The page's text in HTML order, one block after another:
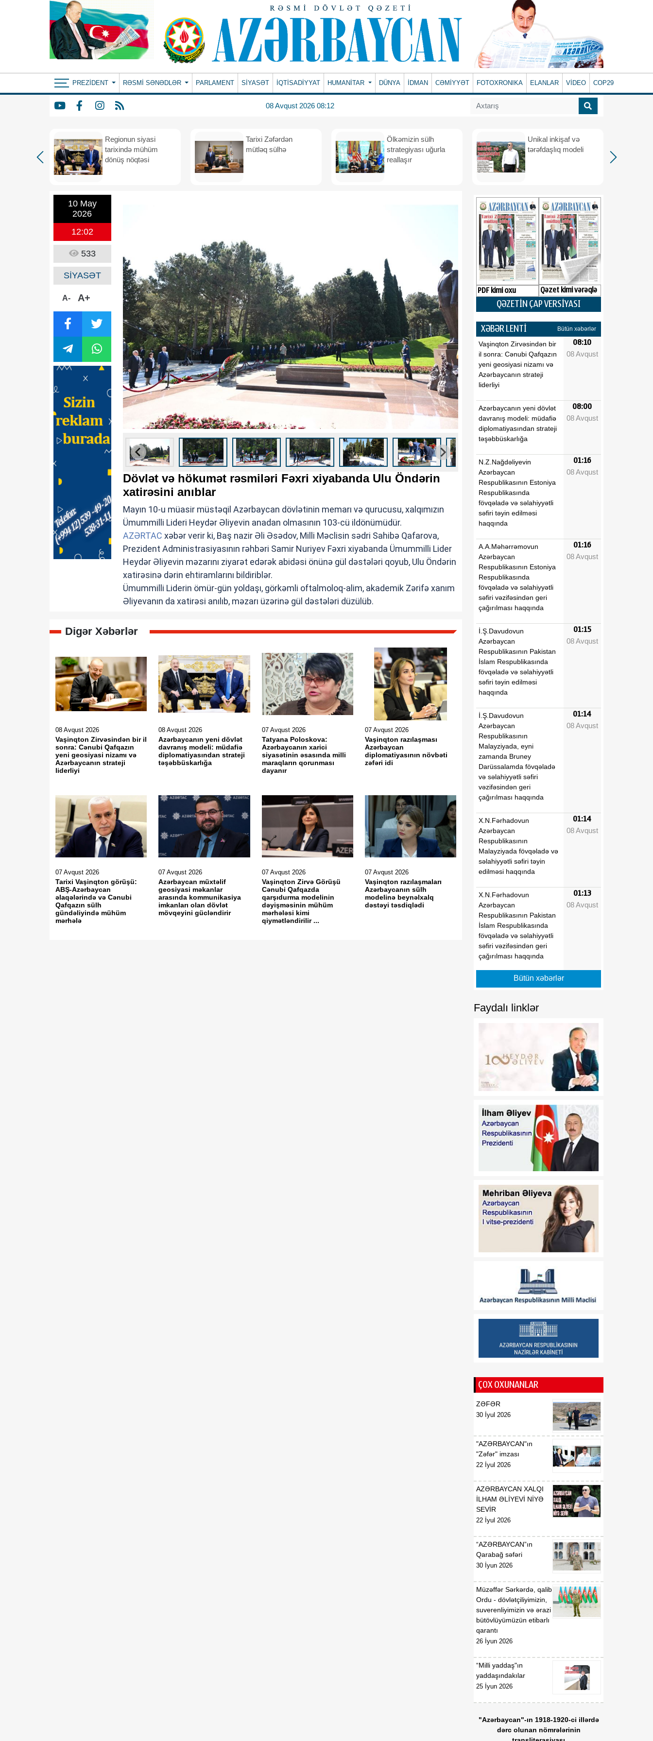
PREZIDENT RƏSMI SƏNƏDLƏR PARLAMENT SİYASƏT İQTİSADİYYAT HUMANITAR DÜNYA İDMAN CƏMİYYƏT FOTOXRONIKA ELANLAR VİDEO COP29
08 Avqust 2026 08:12
Regionun siyasi
tarixində mühüm
dönüş nöqtəsi
Tarixi Zəfərdən
mütləq sülhə
Ölkəmizin sülh
strategiyası uğurla
reallaşır
Unikal inkişaf və
tərəfdaşlıq modeli
10 May
2026
12:02
533
SİYASƏT
A- A+
Dövlət və hökumət rəsmiləri Fəxri xiyabanda Ulu Öndərin
xatirəsini anıblar
Mayın 10-u müasir müstəqil Azərbaycan dövlətinin memarı və qurucusu, xalqımızın
Ümummilli Lideri Heydər Əliyevin anadan olmasının 103-cü ildönümüdür.
AZƏRTAC xəbər verir ki, Baş nazir Əli Əsədov, Milli Məclisin sədri Sahibə Qafarova,
Prezident Administrasiyasının rəhbəri Samir Nuriyev Fəxri xiyabanda Ümummilli Lider
Heydər Əliyevin məzarını ziyarət edərək abidəsi önünə gül dəstələri qoyub, Ulu Öndərin
xatirəsinə dərin ehtiramlarını bildiriblər.
Ümummilli Liderin ömür-gün yoldaşı, görkəmli oftalmoloq-alim, akademik Zərifə xanım
Əliyevanın da xatirəsi anılıb, məzarı üzərinə gül dəstələri düzülüb.
Digər Xəbərlər
08 Avqust 2026
Vaşinqton Zirvəsindən bir il
sonra: Cənubi Qafqazın
yeni geosiyasi nizamı və
Azərbaycanın strateji
liderliyi
08 Avqust 2026
Azərbaycanın yeni dövlət
davranış modeli: müdafiə
diplomatiyasından strateji
təşəbbüskarlığa
07 Avqust 2026
Tatyana Poloskova:
Azərbaycanın xarici
siyasətinin əsasında milli
maraqların qorunması
dayanır
07 Avqust 2026
Vaşinqton razılaşması
Azərbaycan
diplomatiyasının növbəti
zəfəri idi
07 Avqust 2026
Tarixi Vaşinqton görüşü:
ABŞ-Azərbaycan
əlaqələrində və Cənubi
Qafqazın sülh
gündəliyində mühüm
mərhələ
07 Avqust 2026
Azərbaycan müxtəlif
geosiyasi məkanlar
arasında kommunikasiya
imkanları olan dövlət
mövqeyini gücləndirir
07 Avqust 2026
Vaşinqton Zirvə Görüşü
Cənubi Qafqazda
qarşıdurma modelinin
dəyişməsinin mühüm
mərhələsi kimi
qiymətləndirilir ...
07 Avqust 2026
Vaşinqton razılaşmaları
Azərbaycanın sülh
modelinə beynəlxalq
dəstəyi təsdiqlədi
PDF kimi oxu Qəzet kimi vərəqlə
QƏZETİN ÇAP VERSİYASI
XƏBƏR LENTİ Bütün xəbərlər
Vaşinqton Zirvəsindən bir
il sonra: Cənubi Qafqazın
yeni geosiyasi nizamı və
Azərbaycanın strateji
liderliyi
08:10
08 Avqust
Azərbaycanın yeni dövlət
davranış modeli: müdafiə
diplomatiyasından strateji
təşəbbüskarlığa
08:00
08 Avqust
N.Z.Nağdəliyevin
Azərbaycan
Respublikasının Estoniya
Respublikasında
fövqəladə və səlahiyyətli
səfiri təyin edilməsi
haqqında
01:16
08 Avqust
A.A.Məhərrəmovun
Azərbaycan
Respublikasının Estoniya
Respublikasında
fövqəladə və səlahiyyətli
səfiri vəzifəsindən geri
çağırılması haqqında
01:16
08 Avqust
İ.Ş.Davudovun
Azərbaycan
Respublikasının Pakistan
İslam Respublikasında
fövqəladə və səlahiyyətli
səfiri təyin edilməsi
haqqında
01:15
08 Avqust
İ.Ş.Davudovun
Azərbaycan
Respublikasının
Malayziyada, eyni
zamanda Bruney
Darüssalamda fövqəladə
və səlahiyyətli səfiri
vəzifəsindən geri
çağırılması haqqında
01:14
08 Avqust
X.N.Fərhadovun
Azərbaycan
Respublikasının
Malayziyada fövqəladə və
səlahiyyətli səfiri təyin
edilməsi haqqında
01:14
08 Avqust
X.N.Fərhadovun
Azərbaycan
Respublikasının Pakistan
İslam Respublikasında
fövqəladə və səlahiyyətli
səfiri vəzifəsindən geri
çağırılması haqqında
01:13
08 Avqust
"Dövlət qulluğu haqqında"
və "Media haqqında"
Respublikasının
08 Avqust
"Media Reyestrinin
aparılması Qaydaları"nın
təsdiq edilməsi haqqında"
Azərbaycan Respublikası
sentyabr tarixli 1846
nömrəli Fərmanında
dəyişiklik edilməsi barədə
01:11
08 Avqust
"Dövlət qulluğu
haqqında"və "Media
haqqında" Azərbaycan
qanunlarında dəyişiklik
edilməsi barədə"
Azərbaycan
Respublikasının 2026-cı il
14 iyul tarixli 449-VIIQD
nömrəli Qanununun tətbiqi
və bununla əlaqədar bəzi
01:09
08 Avqust
Azərbaycan Beynəlxalq
İnvestisiya Forumunun
yaradılması haqqında
08 Avqust
"Azərbaycan
Respublikasının Elm və
Tacikistan Respublikasının
Təhsil və Elm Nazirliyi
ayrılması haqqında
barədə
01:04
08 Avqust
BİLDİRİŞ 00:57
Tatyana Poloskova:
Azərbaycanın xarici
siyasətinin əsasında milli
maraqların qorunması
18:53
07 Avqust
Vaşinqton razılaşması
Azərbaycan
diplomatiyasının növbəti
zəfəri idi
18:23
07 Avqust
Tarixi Vaşinqton görüşü:
ABŞ-Azərbaycan
əlaqələrində və Cənubi
Qafqazın sülh
gündəliyində mühüm
mərhələ
18:22
07 Avqust
Xarici ölkələrin informasiya
şəbəkələrinə hücumlar
18:20
07 Avqust
Heyvan kəsimi
məntəqələrində
18:18
07 Avqust
Bütün xəbərlər
Faydalı linklər
ÇOX OXUNANLAR
ZƏFƏR
30 İyul 2026
"AZƏRBAYCAN"ın
"Zəfər" imzası
22 İyul 2026
AZƏRBAYCAN XALQI
İLHAM ƏLİYEVİ NİYƏ
SEVİR
22 İyul 2026
“AZƏRBAYCAN”ın
Qarabağ səfəri
30 İyun 2026
Müzəffər Sərkərdə, qalib
Ordu - dövlətçiliyimizin,
suverenliyimizin və ərazi
bütövlüyümüzün etibarlı
qarantı
26 İyun 2026
“Milli yaddaş"ın
yaddaşındakılar
25 İyun 2026
"Azərbaycan"-ın 1918-1920-ci illərdə
dərc olunan nömrələrinin